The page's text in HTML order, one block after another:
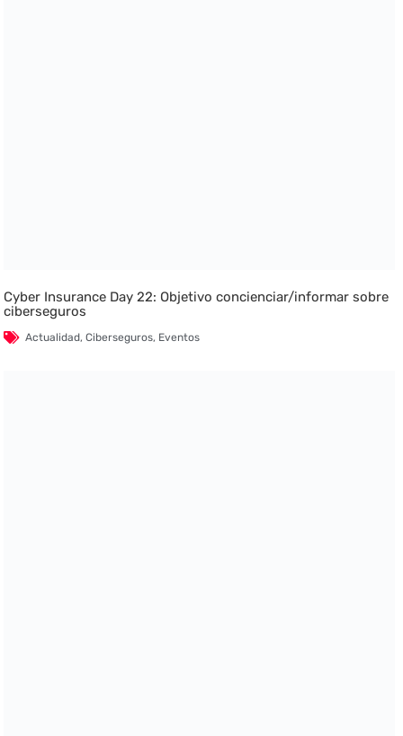
Cyber Insurance Day 22: Objetivo concienciar/informar sobre
ciberseguros
Actualidad,Ciberseguros, Eventos